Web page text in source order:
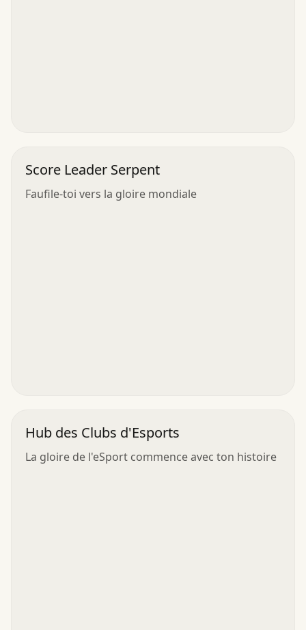
Score Leader Serpent
Faufile-toi vers la gloire mondiale
Hub des Clubs d'Esports
La gloire de l'eSport commence avec ton histoire